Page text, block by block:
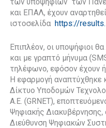
και ΕΠΑΛ, έχουν
ιστοσελίδα https://
Επιπλέον, οι υποψήφιοι
και με γραπτό μήνυμα
τηλέφωνο, εφόσον έχουν
Η εφαρμογή αναπτύχθηκε
Δίκτυο Υποδομών
Α.Ε. (GRNET),
Ψηφιακής Διακυβέρνησης,
Διεύθυνση Ψηφιακών